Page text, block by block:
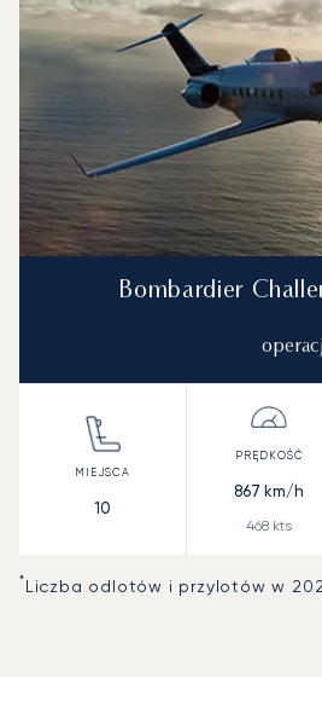
Bombardier
10
867 km/h
468 kts
*Liczba odlotów i przylotów w